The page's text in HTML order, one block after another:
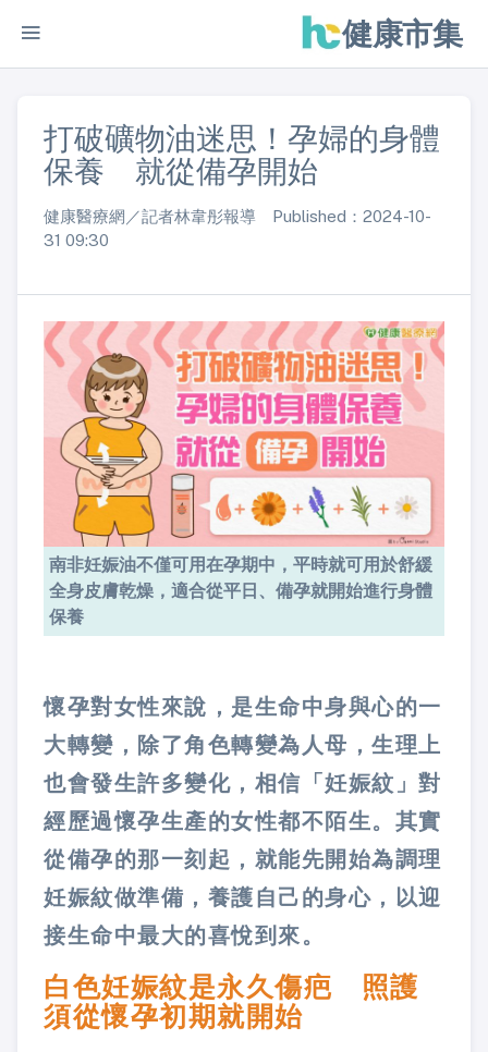
健康市集
打破礦物油迷思！孕婦的身體
保養 就從備孕開始
健康醫療網／記者林韋彤報導 Published：2024-10-
31 09:30
南非妊娠油不僅可用在孕期中，平時就可用於舒緩
全身皮膚乾燥，適合從平日、備孕就開始進行身體
保養
懷孕對女性來說，是生命中身與心的一
大轉變，除了角色轉變為人母，生理上
也會發生許多變化，相信「妊娠紋」對
經歷過懷孕生產的女性都不陌生。其實
從備孕的那一刻起，就能先開始為調理
妊娠紋做準備，養護自己的身心，以迎
接生命中最大的喜悅到來。
白色妊娠紋是永久傷疤 照護
須從懷孕初期就開始